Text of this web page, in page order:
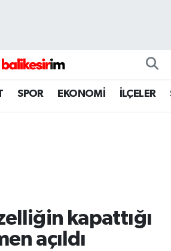
SPOR EKONOMİ İLÇELER
kapattığı
açıldı